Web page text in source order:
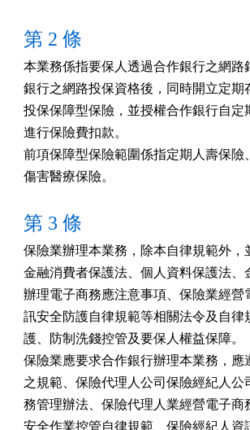
第 2 條
本業務係指要保人透過合作銀行之網
銀行之網路投保資格後，同時開立定
投保保障型保險，並授權合作銀行自
進行保險費扣款。
前項保障型保險範圍係指定期人壽保
傷害醫療保險。
第 3 條
保險業辦理本業務，除本自律規範外
金融消費者保護法、個人資料保護法
辦理電子商務應注意事項、保險業經
訊安全防護自律規範等相關法令及自
護、防制洗錢控管及要保人權益保障。
保險業應要求合作銀行辦理本業務，
之規範、保險代理人公司保險經紀人
務管理辦法、保險代理人業經營電子
安全作業控管自律規範、保險經紀人